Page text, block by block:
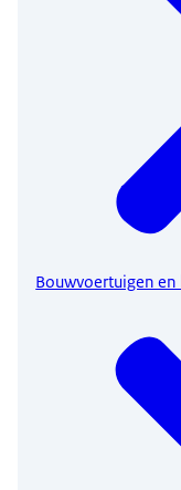
Bouwvoertuigen